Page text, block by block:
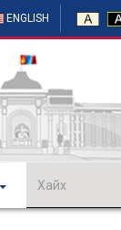
ENGLISH